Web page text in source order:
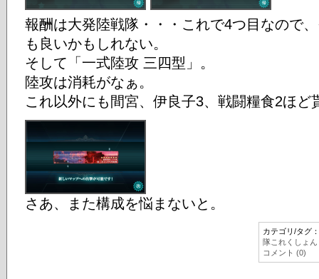
報酬は大発陸戦隊・・・これで4つ目なので
も良いかもしれない。
そして「一式陸攻 三四型」。
陸攻は消耗がなぁ。
これ以外にも間宮、伊良子3、戦闘糧食2ほど
さあ、また構成を悩まないと。
カテゴリ/タグ：
隊これくしょん
コメント (0)